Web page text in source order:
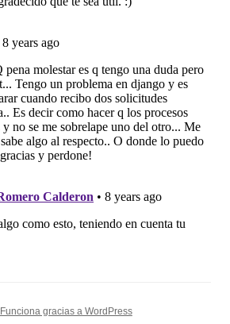
Funciona gracias a WordPress